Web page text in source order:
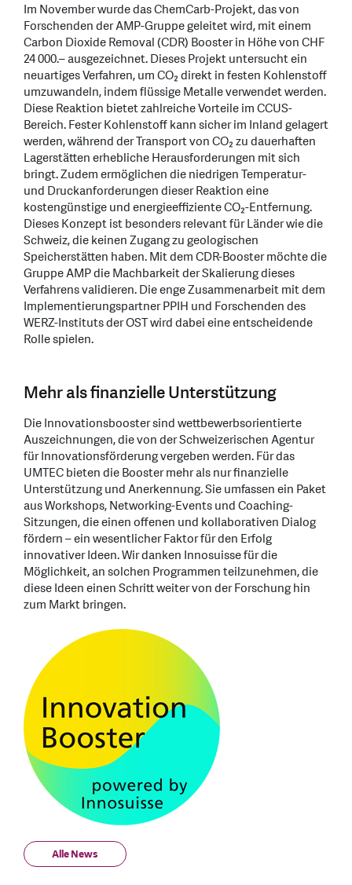
Im November wurde das ChemCarb-Projekt, das von
Forschenden der AMP-Gruppe geleitet wird, mit einem
Carbon Dioxide Removal (CDR) Booster in Höhe von CHF
24 000.– ausgezeichnet. Dieses Projekt untersucht ein
neuartiges Verfahren, um CO₂ direkt in festen Kohlenstoff
umzuwandeln, indem flüssige Metalle verwendet werden.
Diese Reaktion bietet zahlreiche Vorteile im CCUS-
Bereich. Fester Kohlenstoff kann sicher im Inland gelagert
werden, während der Transport von CO₂ zu dauerhaften
Lagerstätten erhebliche Herausforderungen mit sich
bringt. Zudem ermöglichen die niedrigen Temperatur-
und Druckanforderungen dieser Reaktion eine
kostengünstige und energieeffiziente CO₂-Entfernung.
Dieses Konzept ist besonders relevant für Länder wie die
Schweiz, die keinen Zugang zu geologischen
Speicherstätten haben. Mit dem CDR-Booster möchte die
Gruppe AMP die Machbarkeit der Skalierung dieses
Verfahrens validieren. Die enge Zusammenarbeit mit dem
Implementierungspartner PPIH und Forschenden des
WERZ-Instituts der OST wird dabei eine entscheidende
Rolle spielen.
Mehr als finanzielle Unterstützung
Die Innovationsbooster sind wettbewerbsorientierte
Auszeichnungen, die von der Schweizerischen Agentur
für Innovationsförderung vergeben werden. Für das
UMTEC bieten die Booster mehr als nur finanzielle
Unterstützung und Anerkennung. Sie umfassen ein Paket
aus Workshops, Networking-Events und Coaching-
Sitzungen, die einen offenen und kollaborativen Dialog
fördern – ein wesentlicher Faktor für den Erfolg
innovativer Ideen. Wir danken Innosuisse für die
Möglichkeit, an solchen Programmen teilzunehmen, die
diese Ideen einen Schritt weiter von der Forschung hin
zum Markt bringen.
Alle News